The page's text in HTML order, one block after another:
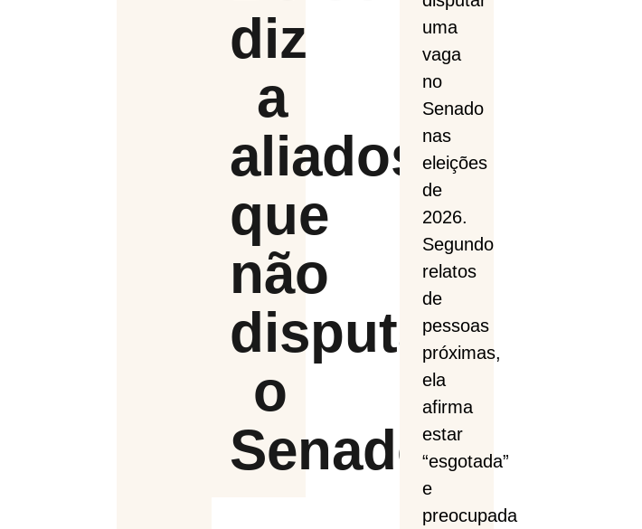
diz
a
aliados
que
não
disputará
o
Senado
uma
vaga
no
Senado
nas
eleições
de
2026.
Segundo
relatos
de
pessoas
próximas,
ela
afirma
estar
“esgotada”
e
preocupada